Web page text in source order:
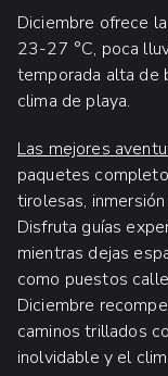
Diciembre ofrece
23-27 °C, poca
temporada alta de
clima de playa.
Las mejores
paquetes
tirolesas,
Disfruta guías
mientras dejas
como puestos
Diciembre
caminos trillados
inolvidable y el